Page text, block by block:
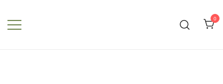
Inhalt
springen
0